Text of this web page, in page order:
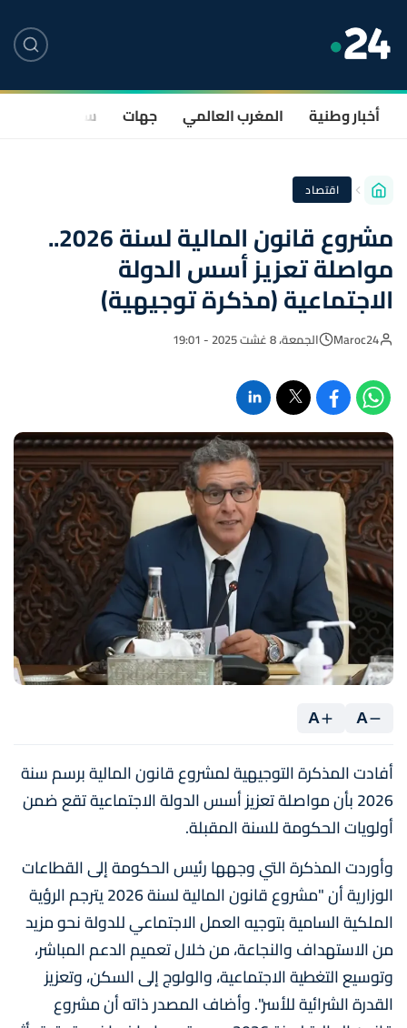
أخبار وطنية المغرب العالمي جهات سياسة
اقتصاد
مشروع قانون المالية لسنة 2026..
مواصلة تعزيز أسس الدولة
الاجتماعية (مذكرة توجيهية)
Maroc24 الجمعة، 8 غشت 2025 - 19:01
A
A
أفادت المذكرة التوجيهية لمشروع قانون المالية برسم سنة
2026 بأن مواصلة تعزيز أسس الدولة الاجتماعية تقع ضمن
أولويات الحكومة للسنة المقبلة.
وأوردت المذكرة التي وجهها رئيس الحكومة إلى القطاعات
الوزارية أن "مشروع قانون المالية لسنة 2026 يترجم الرؤية
الملكية السامية بتوجيه العمل الاجتماعي للدولة نحو مزيد
من الاستهداف والنجاعة، من خلال تعميم الدعم المباشر،
وتوسيع التغطية الاجتماعية، والولوج إلى السكن، وتعزيز
القدرة الشرائية للأسر". وأضاف المصدر ذاته أن مشروع